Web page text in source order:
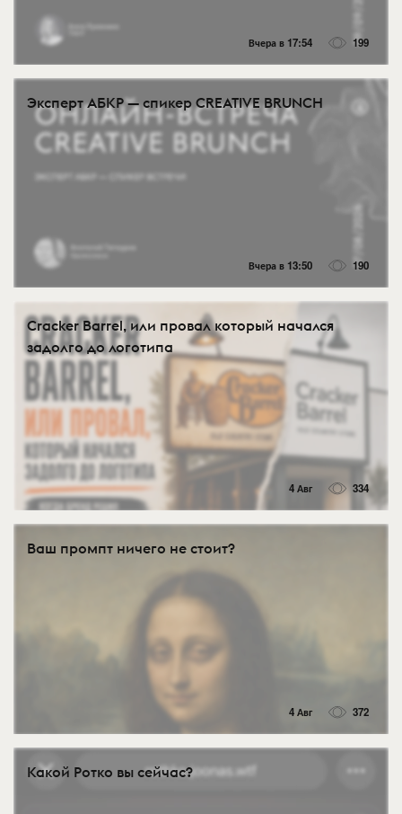
Вчера в 17:54 199
Эксперт АБКР — спикер CREATIVE BRUNCH
Вчера в 13:50 190
Cracker Barrel, или провал который начался
задолго до логотипа
4 Авг 334
Ваш промпт ничего не стоит?
4 Авг 372
Какой Ротко вы сейчас?